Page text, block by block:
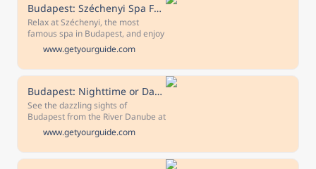
Budapest: Széchenyi Spa Full Day with Optional Pálinka Tour
Relax at Széchenyi, the most
famous spa in Budapest, and enjoy
an optional free interactive pálinka
spirits-tasting tour where you will
discover more of the history and
culture of Hungary. Free
cancellation Cancel up to 24 hours
in advance to receive a full refund
Reserve now & pay later Keep your
travel plans flexible - book your
spot and pay nothing today.
www.getyourguide.com
Budapest: Nighttime or Daytime Sightseeing Cruise
See the dazzling sights of
Budapest from the River Danube at
nighttime or daytime on a
sightseeing cruise. Admire
Budapest's most famous bridges
and take in panoramic views of the
www.getyourguide.com